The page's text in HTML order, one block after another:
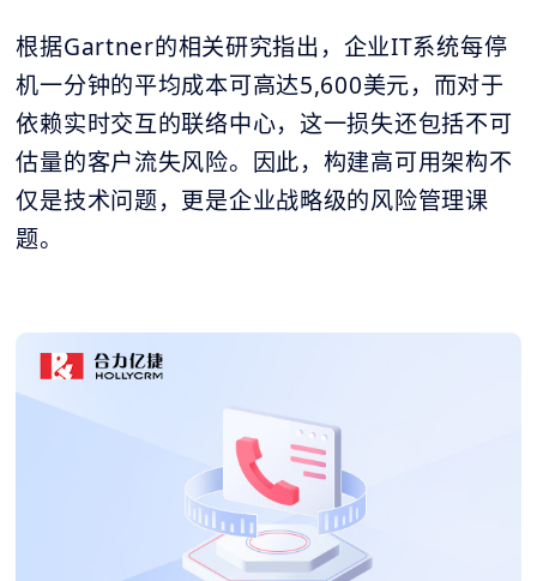
根据Gartner的相关研究指出，企业IT系统每停
机一分钟的平均成本可高达5,600美元，而对于
依赖实时交互的联络中心，这一损失还包括不可
估量的客户流失风险。因此，构建高可用架构不
仅是技术问题，更是企业战略级的风险管理课
题。